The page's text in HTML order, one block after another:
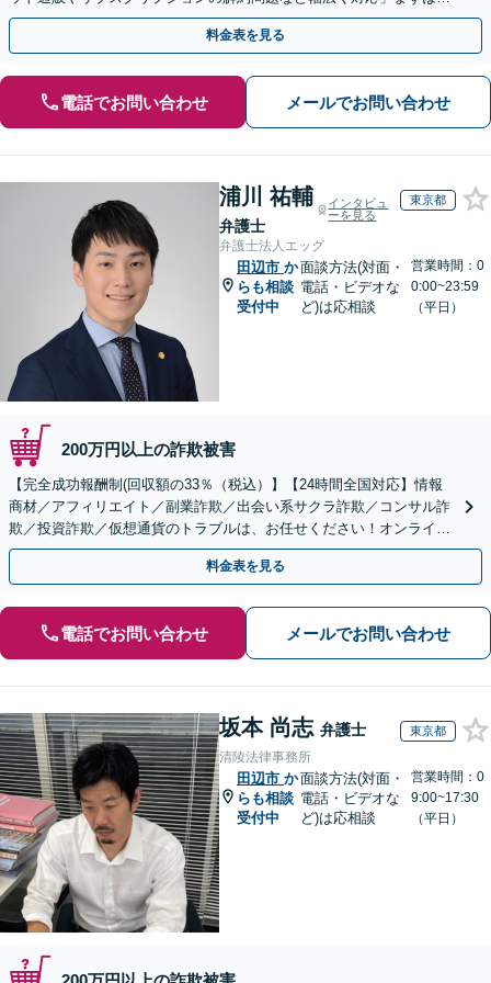
度ご相談ください【休日・夜間相談可】
料金表を見る
電話でお問い合わせ メールでお問い合わせ
浦川 祐輔
弁護士
インタビュ
ーを見る
東京都
弁護士法人エッグ
田辺市 か
らも相談
受付中
面談方法(対面・
電話・ビデオな
ど)は応相談
営業時間：0
0:00~23:59
（平日）
200万円以上の詐欺被害
【完全成功報酬制(回収額の33％（税込）】【24時間全国対応】情報
商材／アフィリエイト／副業詐欺／出会い系サクラ詐欺／コンサル詐
欺／投資詐欺／仮想通貨のトラブルは、お任せください！オンライン
のみで解決も可能！
料金表を見る
電話でお問い合わせ メールでお問い合わせ
坂本 尚志 弁護士 東京都
清陵法律事務所
田辺市 か
らも相談
受付中
面談方法(対面・
電話・ビデオな
ど)は応相談
営業時間：0
9:00~17:30
（平日）